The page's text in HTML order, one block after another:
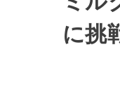
に挑